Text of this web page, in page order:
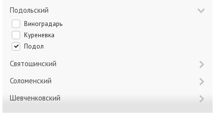
Подольский
Виноградарь
Куреневка
Подол
Святошинский
Соломенский
Шевченковский